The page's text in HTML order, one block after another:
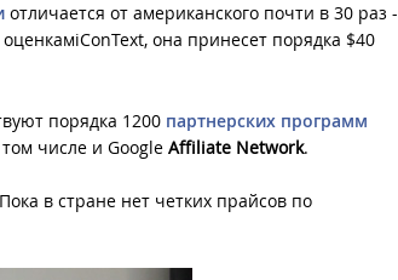
отличается от американского почти в 30 раз -
она принесет порядка $40
порядка 1200 партнерских программ
числе и Google Affiliate Network.
в стране нет четких прайсов по